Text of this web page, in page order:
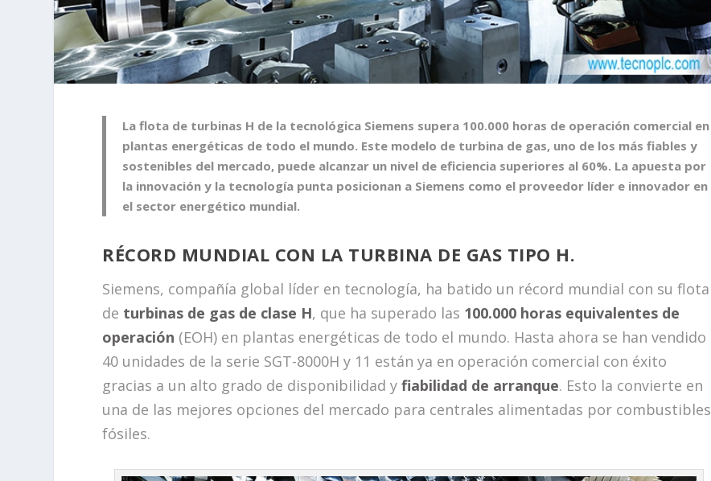
Laflota de turbinas H de la tecnológica Siemens supera 100.000 horas de operación comercial en
plantas energéticas de todo el mundo. Este modelo de turbina de gas, uno de los más fiables y
sostenibles del mercado, puede alcanzar un nivel de eficiencia superiores al 60%. La apuesta por
la innovación y la tecnología punta posicionan a Siemens como el proveedor líder e innovador en
el sector energético mundial.
RÉCORD MUNDIAL CON LA TURBINA DE GAS TIPO H.
Siemens, compañía global líder en tecnología, ha batido un récord mundial con su flota
de turbinas de gas de clase H, que ha superado las 100.000 horas equivalentes de
operación (EOH) en plantas energéticas de todo el mundo. Hasta ahora se han vendido
40 unidades de la serie SGT-8000H y 11 están ya en operación comercial con éxito
gracias a un alto grado de disponibilidad yfiabilidad de arranque. Esto la convierte en
una de las mejores opciones del mercado para centrales alimentadas por combustibles
fósiles.